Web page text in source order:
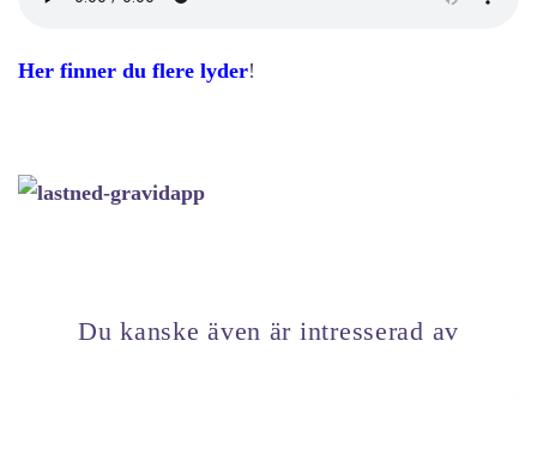
Her finner du flere lyder!
Du kanske även är intresserad av